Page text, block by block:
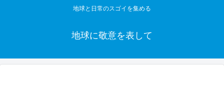
地球と日常のスゴイを集める
地球に敬意を表して